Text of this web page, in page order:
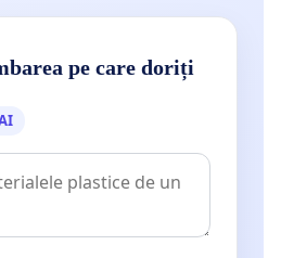
pe care doriți